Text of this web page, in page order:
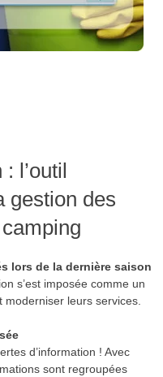
l’outil
gestion des
lors de la dernière saison
s’est imposée comme un
leurs services.
d’information ! Avec
sont regroupées